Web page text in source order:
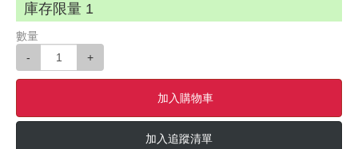
庫存限量 1
數量
-
+
加入購物車
加入追蹤清單